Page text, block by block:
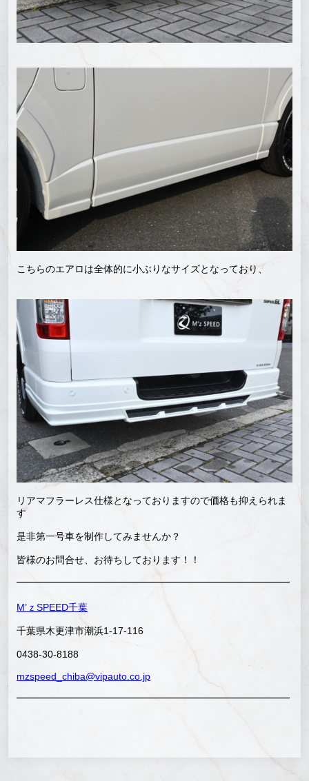
こちらのエアロは全体的に小ぶりなサイズとなっており、
リアマフラーレス仕様となっておりますので価格も抑えられま
す
是非第一号車を制作してみませんか？
皆様のお問合せ、お待ちしております！！
—————————————————————————————————
M’ｚSPEED千葉
千葉県木更津市潮浜1-17-116
0438-30-8188
mzspeed_chiba@vipauto.co.jp
—————————————————————————————————